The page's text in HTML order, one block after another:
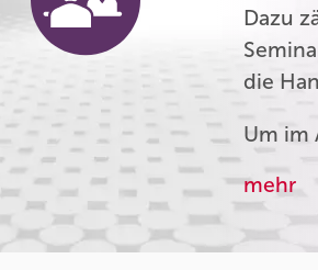
Dazu
die
Um im
mehr